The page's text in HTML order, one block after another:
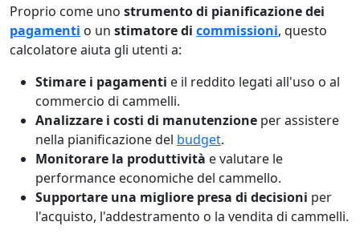
Proprio come uno strumento di pianificazione dei
pagamenti o un stimatore di commissioni, questo
calcolatore aiuta gli utenti a:
Stimare i pagamenti e il reddito legati all'uso o al
commercio di cammelli.
Analizzare i costi di manutenzione per assistere
nella pianificazione del budget.
Monitorare la produttività e valutare le
performance economiche del cammello.
Supportare una migliore presa di decisioni per
l'acquisto, l'addestramento o la vendita di cammelli.